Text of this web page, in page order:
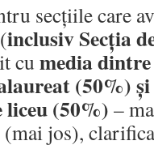
secțiile care
inclusiv Secția
cu media
(50%)
(50%) –
jos),